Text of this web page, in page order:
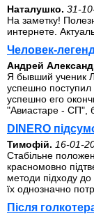
Наталушко. 31-
На заметку!
интернете.
Человек-
Андрей
Я бывший ученик
успешно поступил
успешно его
"Авиастаре - СП",
DINERO
Тимофій. 16-01-
Стабільне
красномовно
методи підходу до
їх однозначно
Після